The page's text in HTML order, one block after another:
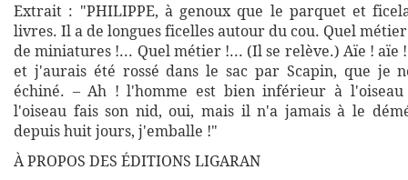
Extrait : "PHILIPPE, à genoux que le parquet et
livres. Il a de longues ficelles autour du cou. Quel
de miniatures !... Quel métier !... (Il se relève.) Aïe ! aïe
et j'aurais été rossé dans le sac par Scapin, que je
échiné. – Ah ! l'homme est bien inférieur à
l'oiseau fais son nid, oui, mais il n'a jamais à le
depuis huit jours, j'emballe !"
À PROPOS DES ÉDITIONS LIGARAN